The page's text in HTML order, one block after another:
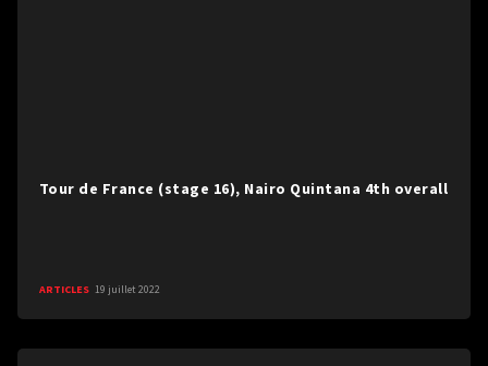
Tour de France (stage 16), Nairo Quintana 4th overall
ARTICLES 19 juillet 2022